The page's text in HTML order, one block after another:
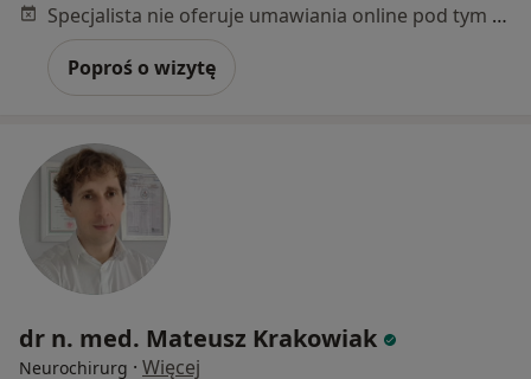
Specjalista nie oferuje umawiania online pod tym adresem.
Poproś o wizytę
dr n. med. Mateusz Krakowiak
Neurochirurg · Więcej